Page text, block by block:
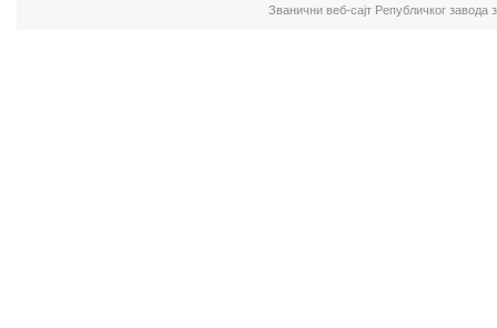
Званични веб-сајт Републичког